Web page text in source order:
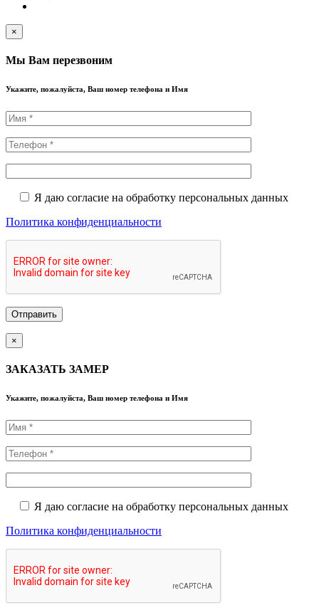
×
Мы Вам перезвоним
Укажите, пожалуйста, Ваш номер телефона и Имя
Я даю согласие на обработку персональных данных
Политика конфиденциальности
×
ЗАКАЗАТЬ ЗАМЕР
Укажите, пожалуйста, Ваш номер телефона и Имя
Я даю согласие на обработку персональных данных
Политика конфиденциальности